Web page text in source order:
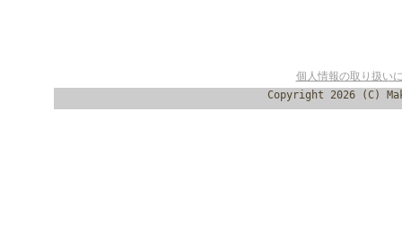
個人情報の取り扱い
Copyright 2026 (C)